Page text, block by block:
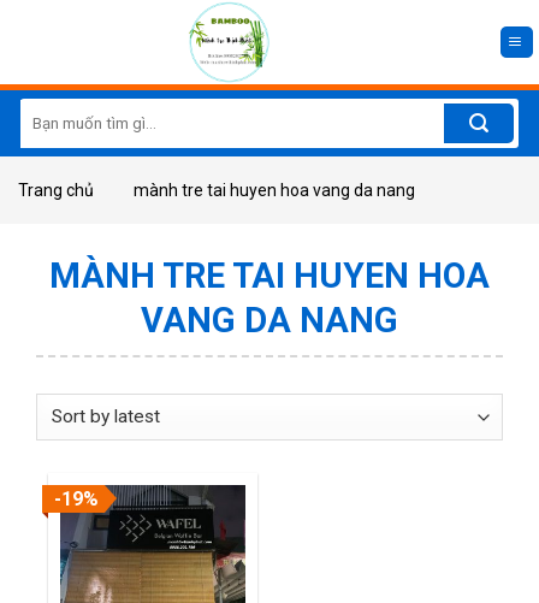
for:
Trang chủ mành tre tai huyen hoa vang da nang
MÀNH TRE TAI HUYEN HOA
VANG DA NANG
-19%